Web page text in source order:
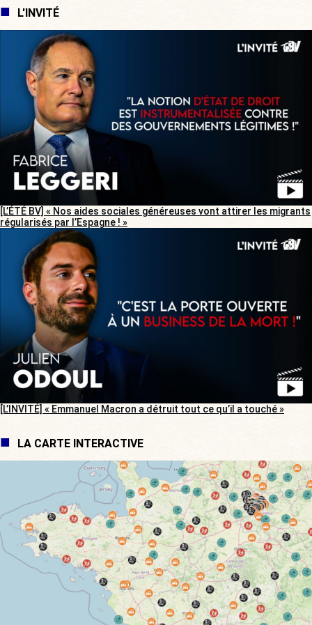
L'INVITÉ
[L’ÉTÉ BV] « Nos aides sociales généreuses vont attirer les migrants
régularisés par l’Espagne ! »
[L’INVITÉ] « Emmanuel Macron a détruit tout ce qu’il a touché »
LA CARTE INTERACTIVE